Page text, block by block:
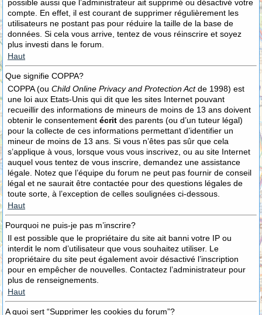
possible aussi que l’administrateur ait supprimé ou désactivé votre
compte. En effet, il est courant de supprimer régulièrement les
utilisateurs ne postant pas pour réduire la taille de la base de
données. Si cela vous arrive, tentez de vous réinscrire et soyez
plus investi dans le forum.
Haut
Que signifie COPPA?
COPPA (ou Child Online Privacy and Protection Actde 1998) est
une loi aux Etats-Unis qui dit que les sites Internet pouvant
recueillir des informations de mineurs de moins de 13 ans doivent
obtenir le consentement écrit des parents (ou d’un tuteur légal)
pour la collecte de ces informations permettant d’identifier un
mineur de moins de 13 ans. Si vous n’êtes pas sûr que cela
s’applique à vous, lorsque vous vous inscrivez, ou au site Internet
auquel vous tentez de vous inscrire, demandez une assistance
légale. Notez que l’équipe du forum ne peut pas fournir de conseil
légal et ne saurait être contactée pour des questions légales de
toute sorte, à l’exception de celles soulignées ci-dessous.
Haut
Pourquoi ne puis-je pas m’inscrire?
Il est possible que le propriétaire du site ait banni votre IP ou
interdit le nom d’utilisateur que vous souhaitez utiliser. Le
propriétaire du site peut également avoir désactivé l’inscription
pour en empêcher de nouvelles. Contactez l’administrateur pour
plus de renseignements.
Haut
A quoi sert “Supprimer les cookies du forum”?